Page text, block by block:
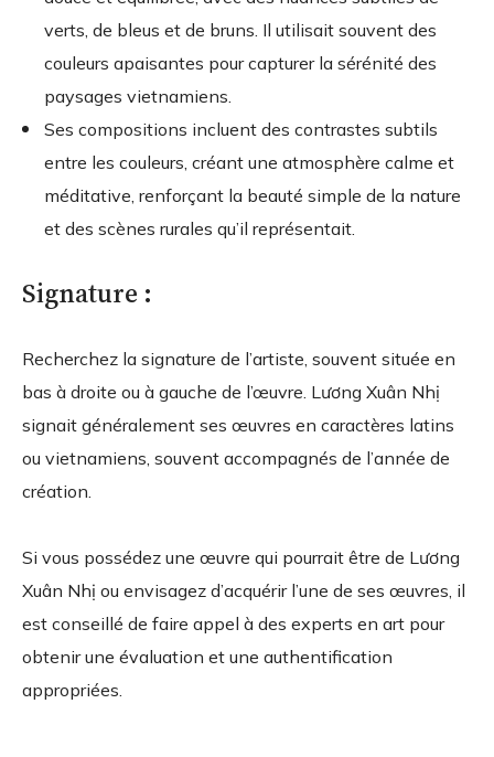
verts, de bleus et de bruns. Il utilisait souvent des
couleurs apaisantes pour capturer la sérénité des
paysages vietnamiens.
Ses compositions incluent des contrastes subtils
entre les couleurs, créant une atmosphère calme et
méditative, renforçant la beauté simple de la nature
et des scènes rurales qu’il représentait.
Signature :
Recherchez la signature de l’artiste, souvent située en
bas à droite ou à gauche de l’œuvre. Lương Xuân Nhị
signait généralement ses œuvres en caractères latins
ou vietnamiens, souvent accompagnés de l’année de
création.
Si vous possédez une œuvre qui pourrait être de Lương
Xuân Nhị ou envisagez d’acquérir l’une de ses œuvres, il
est conseillé de faire appel à des experts en art pour
obtenir une évaluation et une authentification
appropriées.